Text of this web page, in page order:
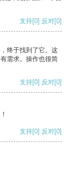
支持[0] 反对[0]
终于找到了它。这
需求。操作也很简
支持[0] 反对[0]
支持[0] 反对[0]